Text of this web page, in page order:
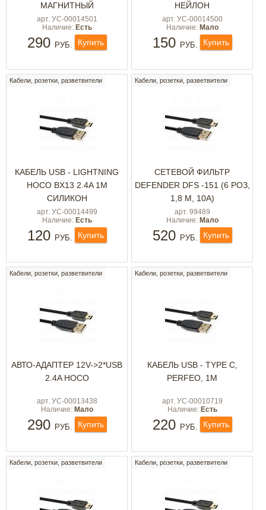
МАГНИТНЫЙ
арт. УС-00014501
Наличие: Есть
290 РУБ. Купить
НЕЙЛОН
арт. УС-00014500
Наличие: Мало
150 РУБ. Купить
Кабели, розетки, разветвители
КАБЕЛЬ USB - LIGHTNING
HOCO BX13 2.4A 1М
СИЛИКОН
арт. УС-00014499
Наличие: Есть
120 РУБ. Купить
Кабели, розетки, разветвители
СЕТЕВОЙ ФИЛЬТР
DEFENDER DFS -151 (6 РОЗ,
1,8 М, 10А)
арт. 99489
Наличие: Мало
520 РУБ. Купить
Кабели, розетки, разветвители
АВТО-АДАПТЕР 12V->2*USB
2.4A HOCO
арт. УС-00013438
Наличие: Мало
290 РУБ. Купить
Кабели, розетки, разветвители
КАБЕЛЬ USB - TYPE C,
PERFEO, 1М
арт. УС-00010719
Наличие: Есть
220 РУБ. Купить
Кабели, розетки, разветвители Кабели, розетки, разветвители